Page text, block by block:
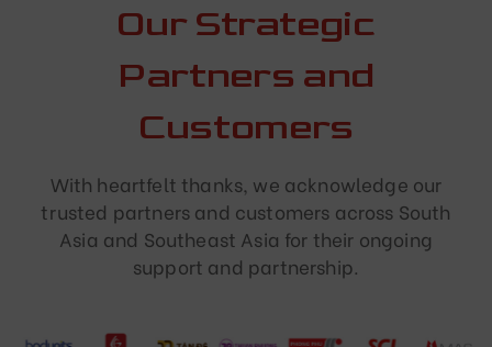
Our Strategic
Partners and
Customers
With heartfelt thanks, we acknowledge our
trusted partners and customers across South
Asia and Southeast Asia for their ongoing
support and partnership.